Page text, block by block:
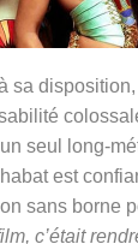
sa disposition,
seul long-
est
sans borne
c’était